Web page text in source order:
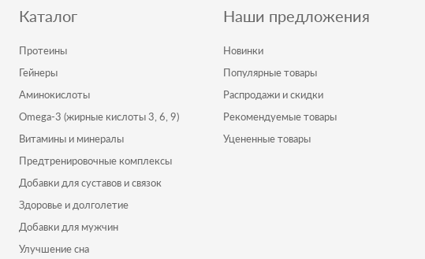
Каталог
Протеины
Гейнеры
Аминокислоты
Omega-3 (жирные кислоты 3, 6, 9)
Витамины и минералы
Предтренировочные комплексы
Добавки для суставов и связок
Здоровье и долголетие
Добавки для мужчин
Улучшение сна
Наши предложения
Новинки
Популярные товары
Распродажи и скидки
Рекомендуемые товары
Уцененные товары